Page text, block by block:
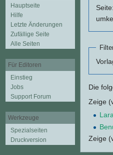
Seite:
Die
Zeige
Zeige
Hauptseite
Hilfe
Letzte Änderungen
Zufällige Seite
Alle Seiten
Für Editoren
Einstieg
Jobs
Support Forum
Werkzeuge
Spezialseiten
Druckversion